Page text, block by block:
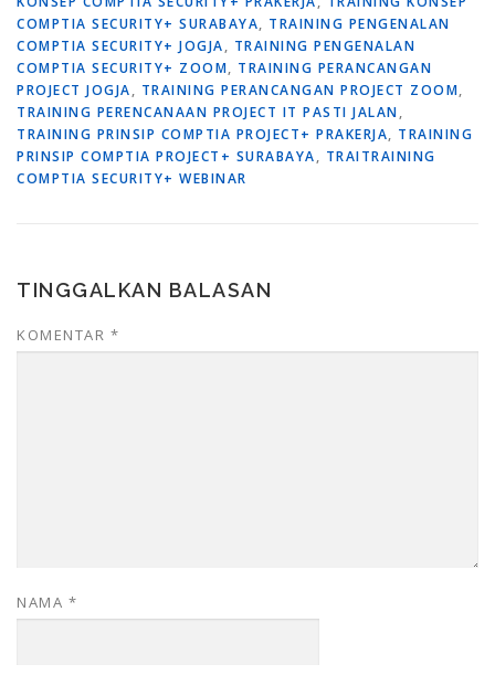
COMPTIA SECURITY+ SURABAYA, TRAINING PENGENALAN
COMPTIA SECURITY+ JOGJA, TRAINING PENGENALAN
COMPTIA SECURITY+ ZOOM, TRAINING PERANCANGAN
PROJECT JOGJA, TRAINING PERANCANGAN PROJECT ZOOM,
TRAINING PERENCANAAN PROJECT IT PASTI JALAN,
TRAINING PRINSIP COMPTIA PROJECT+ PRAKERJA, TRAINING
PRINSIP COMPTIA PROJECT+ SURABAYA, TRAITRAINING
COMPTIA SECURITY+ WEBINAR
TINGGALKAN BALASAN
KOMENTAR *
NAMA *